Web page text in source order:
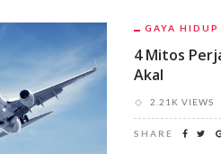
GAYA HIDUP
4 Mitos
Akal
2.21K VIEWS
SHARE